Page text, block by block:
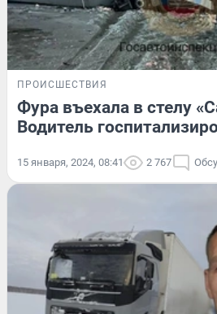
ПРОИСШЕСТВИЯ
Фура въехала в стелу
Водитель
15 января, 2024, 08:41 2 767